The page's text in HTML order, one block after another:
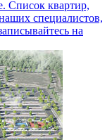
Список квартир,
специалистов,
на